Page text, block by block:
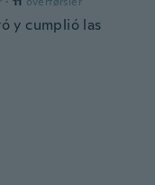
y cumplió las